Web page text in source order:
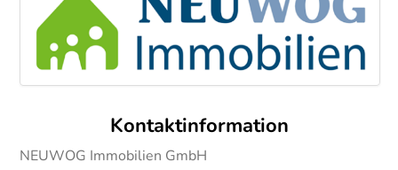
News
Kontaktinformation
NEUWOG Immobilien GmbH